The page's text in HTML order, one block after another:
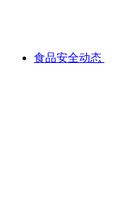
食品安全动态